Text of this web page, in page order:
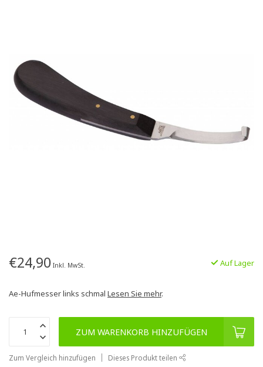
€24,90 Inkl. MwSt. Auf Lager
Ae-Hufmesser links schmal Lesen Sie mehr.
ZUM WARENKORB HINZUFÜGEN
Zum Vergleich hinzufügen Dieses Produkt teilen